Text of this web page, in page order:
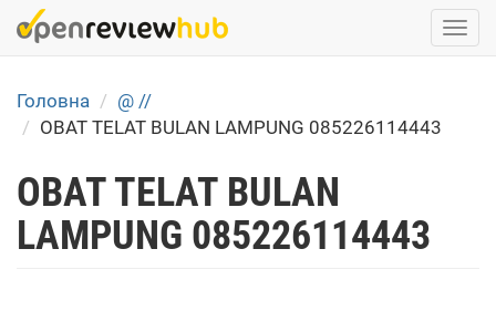
Skip
to
content
Головна
@ //
OBAT TELAT BULAN LAMPUNG 085226114443
OBAT TELAT BULAN
LAMPUNG 085226114443